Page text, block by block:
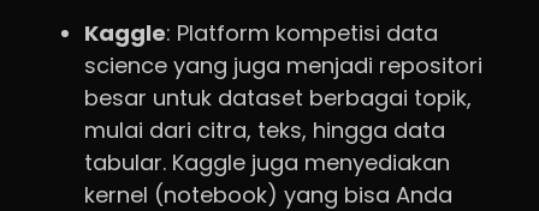
Kaggle: Platform kompetisi data
science yang juga menjadi repositori
besar untuk dataset berbagai topik,
mulai dari citra, teks, hingga data
tabular. Kaggle juga menyediakan
kernel (notebook) yang bisa Anda